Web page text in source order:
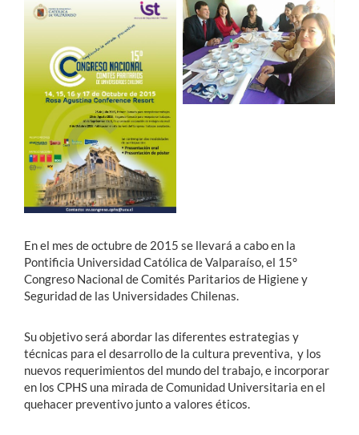
Alumni
English
En el mes de octubre de 2015 se llevará a cabo en la
Pontificia Universidad Católica de Valparaíso, el 15°
Congreso Nacional de Comités Paritarios de Higiene y
Seguridad de las Universidades Chilenas.
Su objetivo será abordar las diferentes estrategias y
técnicas para el desarrollo de la cultura preventiva, y los
nuevos requerimientos del mundo del trabajo, e incorporar
en los CPHS una mirada de Comunidad Universitaria en el
quehacer preventivo junto a valores éticos.